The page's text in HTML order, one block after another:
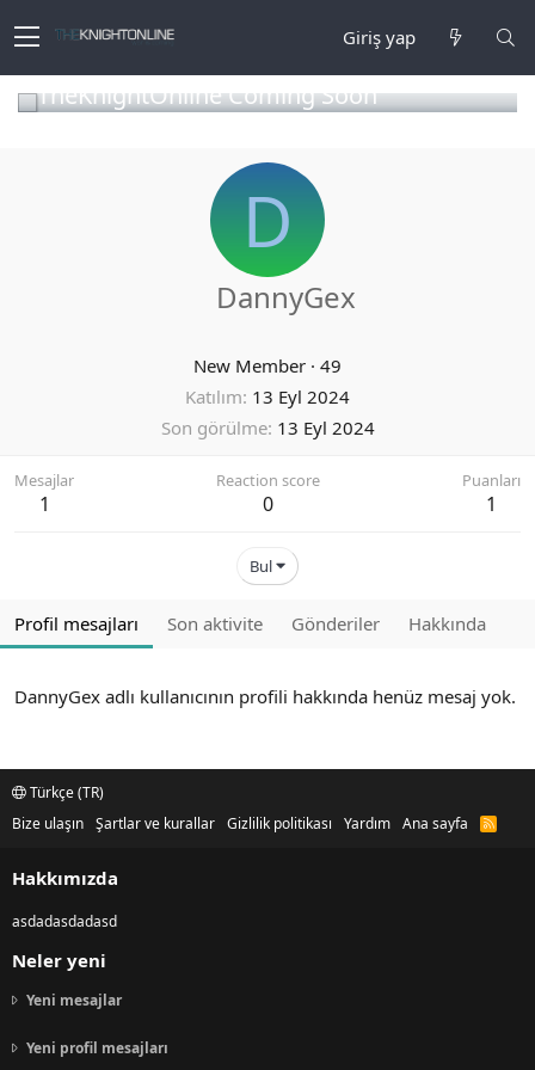
Giriş yap
TheKnightOnline Coming Soon
D
DannyGex
New Member · 49
Katılım 13 Eyl 2024
Son görülme 13 Eyl 2024
Mesajlar
1
Reaction score
0
Puanları
1
Bul
Profil mesajları Son aktivite Gönderiler Hakkında
DannyGex adlı kullanıcının profili hakkında henüz mesaj yok.
Türkçe (TR)
Bize ulaşın Şartlar ve kurallar Gizlilik politikası Yardım Ana sayfa
R
Hakkımızda
asdadasdadasd
Neler yeni
Yeni mesajlar
Yeni profil mesajları